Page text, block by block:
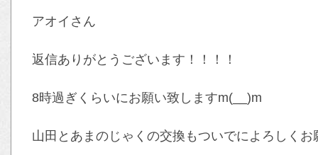
アオイさん
返信ありがとうございます！！！！
8時過ぎくらいにお願い致しますm(__)m
山田とあまのじゃくの交換もついでによろしくお